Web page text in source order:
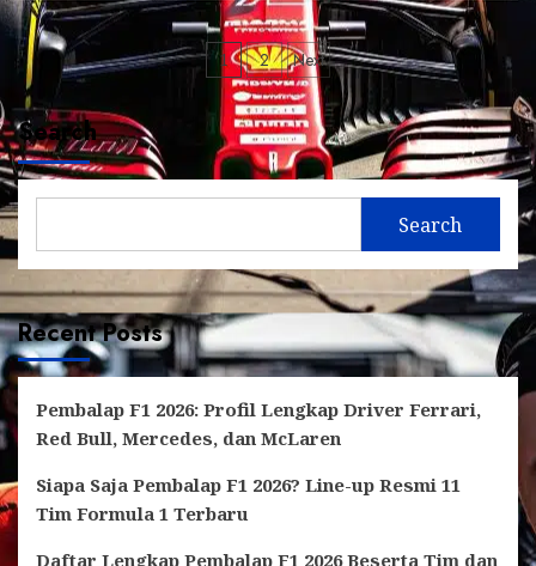
Posts
pagination
1 2 Next
Search
Search
Recent Posts
Pembalap F1 2026: Profil Lengkap Driver Ferrari,
Red Bull, Mercedes, dan McLaren
Siapa Saja Pembalap F1 2026? Line-up Resmi 11
Tim Formula 1 Terbaru
Daftar Lengkap Pembalap F1 2026 Beserta Tim dan